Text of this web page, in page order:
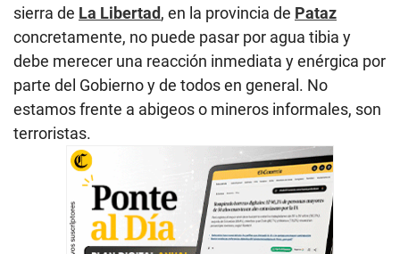
sierra de La Libertad, en la provincia de Pataz
concretamente, no puede pasar por agua tibia y
debe merecer una reacción inmediata y enérgica por
parte del Gobierno y de todos en general. No
estamos frente a abigeos o mineros informales, son
terroristas.